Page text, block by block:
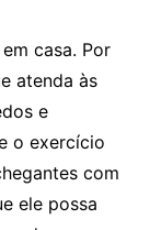
casa. Por
atenda às
e
o exercício
com
ele possa